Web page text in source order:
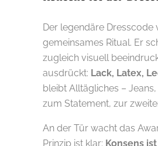
Der legendäre Dresscode
gemeinsames Ritual. Er
zugleich visuell
ausdrückt: Lack, Latex,
bleibt Alltägliches –
zum Statement, zur
An der Tür wacht das
Prinzip ist klar: Konsens